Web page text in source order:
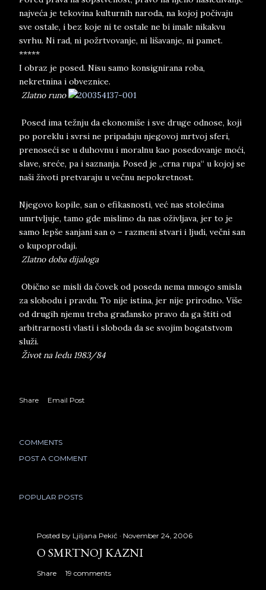
najveća je tekovina kulturnih naroda, na kojoj počivaju
sve ostale, i bez koje ni te ostale ne bi imale nikakvu
svrhu. Ni rad, ni požrtvovanje, ni lišavanje, ni pamet.
*****
I obraz je posed. Nisu samo konsignirana roba,
nekretnina i obveznice.
Zlatno runo
Posed ima težnju da ekonomiše i sve druge odnose, koji
po poreklu i svrsi ne pripadaju njegovoj mrtvoj sferi,
prenoseći se u duhovnu i moralnu kao posedovanje moći,
slave, sreće, pa i saznanja. Posed je „crna rupa“ u kojoj se
naši životi pretvaraju u večnu nepokretnost.
Njegovo kopile, san o efikasnosti, već nas stolećima
umrtvljuje, tamo gde mislimo da nas oživljava, jer to je
samo lepše sanjani san o – razmeni stvari i ljudi, večni san
o kupoprodaji.
Zlatno doba dijaloga
Obično se misli da čovek od poseda nema mnogo smisla
za slobodu i pravdu. To nije istina, jer nije prirodno. Više
od drugih njemu treba građansko pravo da ga štiti od
arbitrarnosti vlasti i sloboda da se svojim bogatstvom
služi.
Život na ledu 1983/84
Share Email Post
COMMENTS
POST A COMMENT
POPULAR POSTS
Posted by Ljiljana Pekić November 24, 2006
O SMRTNOJ KAZNI
Share 19 comments